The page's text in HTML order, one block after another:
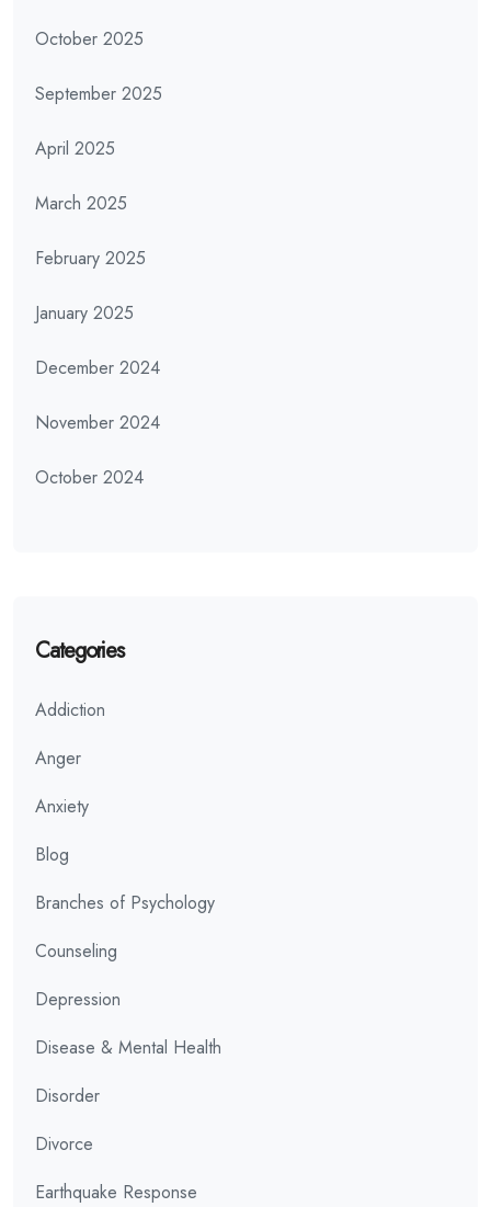
October 2025
September 2025
April 2025
March 2025
February 2025
January 2025
December 2024
November 2024
October 2024
Categories
Addiction
Anger
Anxiety
Blog
Branches of Psychology
Counseling
Depression
Disease & Mental Health
Disorder
Divorce
Earthquake Response